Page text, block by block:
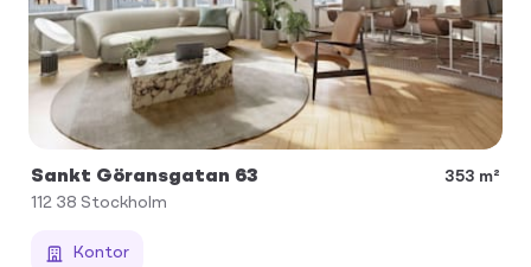
Sankt Göransgatan 63
353 m²
112 38 Stockholm
Kontor